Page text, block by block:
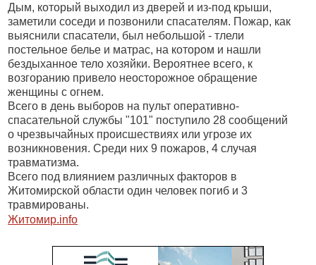
Дым, который выходил из дверей и из-под крыши,
заметили соседи и позвонили спасателям. Пожар, как
выяснили спасатели, был небольшой - тлели
постельное белье и матрас, на котором и нашли
бездыханное тело хозяйки. Вероятнее всего, к
возгоранию привело неосторожное обращение
женщины с огнем.
Всего в день выборов на пульт оперативно-
спасательной службы "101" поступило 28 сообщений
о чрезвычайных происшествиях или угрозе их
возникновения. Среди них 9 пожаров, 4 случая
травматизма.
Всего под влиянием различных факторов в
Житомирской области один человек погиб и 3
травмированы.
Житомир.info